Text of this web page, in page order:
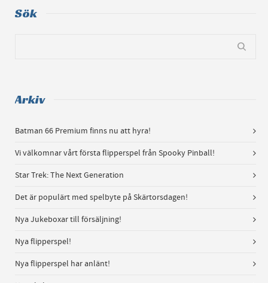
Sök
Arkiv
Batman 66 Premium finns nu att hyra!
Vi välkomnar vårt första flipperspel från Spooky Pinball!
Star Trek: The Next Generation
Det är populärt med spelbyte på Skärtorsdagen!
Nya Jukeboxar till försäljning!
Nya flipperspel!
Nya flipperspel har anlänt!